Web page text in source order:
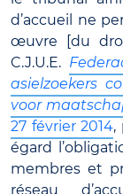
d’accueil ne
œuvre [du
C.J.U.E.
asielzoekers
voor
27 février 2014,
égard
membres et
réseau